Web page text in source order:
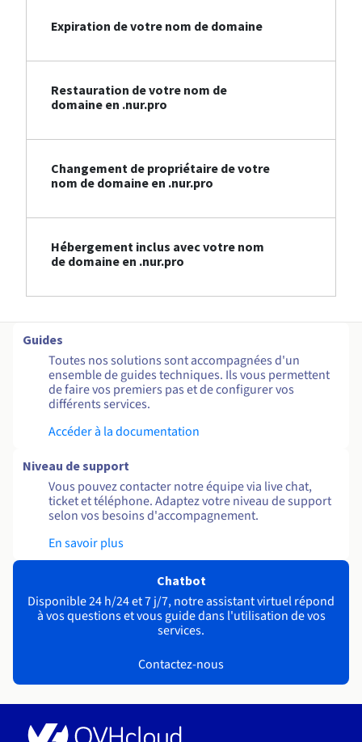
Expiration de votre nom de domaine
Restauration de votre nom de
domaine en .nur.pro
Changement de propriétaire de votre
nom de domaine en .nur.pro
Hébergement inclus avec votre nom
de domaine en .nur.pro
Guides
Toutes nos solutions sont accompagnées d'un
ensemble de guides techniques. Ils vous permettent
de faire vos premiers pas et de configurer vos
différents services.
Accéder à la documentation
Niveau de support
Vous pouvez contacter notre équipe via live chat,
ticket et téléphone. Adaptez votre niveau de support
selon vos besoins d'accompagnement.
En savoir plus
Chatbot
Disponible 24 h/24 et 7 j/7, notre assistant virtuel répond
à vos questions et vous guide dans l'utilisation de vos
services.
Contactez-nous